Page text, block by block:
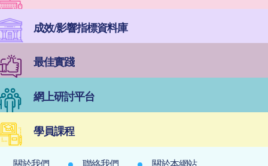
成效/影響指標資料庫
最佳實踐
網上研討平台
學員課程
關於我們 聯絡我們 關於本網站